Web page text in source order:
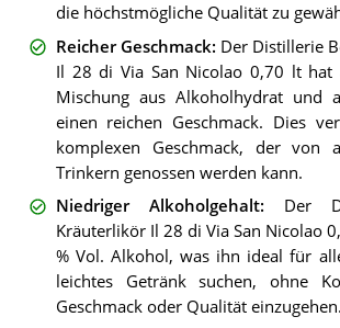
die höchstmögliche Qualität zu
Reicher Geschmack: Der Distillerie
Il 28 di Via San Nicolao 0,70 lt hat
Mischung aus Alkoholhydrat und
einen reichen Geschmack. Dies
komplexen Geschmack, der von
Trinkern genossen werden kann.
Niedriger Alkoholgehalt: Der
Kräuterlikör Il 28 di Via San Nicolao
% Vol. Alkohol, was ihn ideal für
leichtes Getränk suchen, ohne
Geschmack oder Qualität einzugehen.